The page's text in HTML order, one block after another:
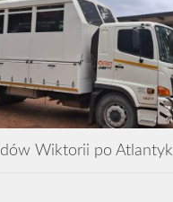
Wiktorii po Atlantyk